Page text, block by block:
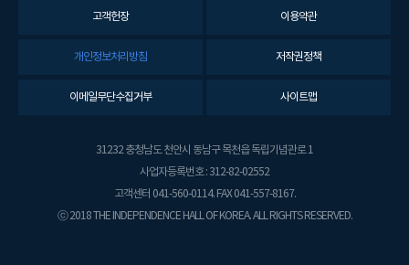
고객헌장 이용약관
개인정보처리방침 저작권정책
이메일무단수집거부 사이트맵
31232 충청남도 천안시 동남구 목천읍 독립기념관로 1
사업자등록번호 : 312-82-02552
고객센터 041-560-0114. FAX 041-557-8167.
ⓒ 2018 THE INDEPENDENCE HALL OF KOREA. ALL RIGHTS RESERVED.